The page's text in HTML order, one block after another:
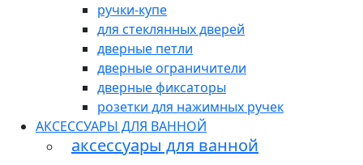
ручки-купе
для стеклянных дверей
дверные петли
дверные ограничители
дверные фиксаторы
розетки для нажимных ручек
АКСЕССУАРЫ ДЛЯ ВАННОЙ
аксессуары для ванной